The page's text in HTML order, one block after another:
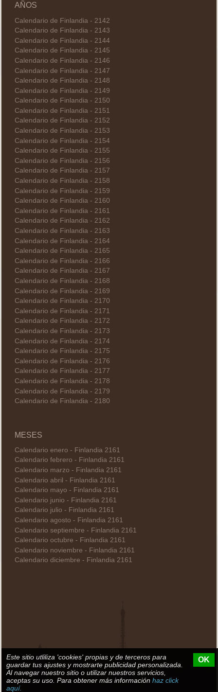
AÑOS
Calendario de Finlandia - 2142
Calendario de Finlandia - 2143
Calendario de Finlandia - 2144
Calendario de Finlandia - 2145
Calendario de Finlandia - 2146
Calendario de Finlandia - 2147
Calendario de Finlandia - 2148
Calendario de Finlandia - 2149
Calendario de Finlandia - 2150
Calendario de Finlandia - 2151
Calendario de Finlandia - 2152
Calendario de Finlandia - 2153
Calendario de Finlandia - 2154
Calendario de Finlandia - 2155
Calendario de Finlandia - 2156
Calendario de Finlandia - 2157
Calendario de Finlandia - 2158
Calendario de Finlandia - 2159
Calendario de Finlandia - 2160
Calendario de Finlandia - 2161
Calendario de Finlandia - 2162
Calendario de Finlandia - 2163
Calendario de Finlandia - 2164
Calendario de Finlandia - 2165
Calendario de Finlandia - 2166
Calendario de Finlandia - 2167
Calendario de Finlandia - 2168
Calendario de Finlandia - 2169
Calendario de Finlandia - 2170
Calendario de Finlandia - 2171
Calendario de Finlandia - 2172
Calendario de Finlandia - 2173
Calendario de Finlandia - 2174
Calendario de Finlandia - 2175
Calendario de Finlandia - 2176
Calendario de Finlandia - 2177
Calendario de Finlandia - 2178
Calendario de Finlandia - 2179
Calendario de Finlandia - 2180
MESES
Calendario enero - Finlandia 2161
Calendario febrero - Finlandia 2161
Calendario marzo - Finlandia 2161
Calendario abril - Finlandia 2161
Calendario mayo - Finlandia 2161
Calendario junio - Finlandia 2161
Calendario julio - Finlandia 2161
Calendario agosto - Finlandia 2161
Calendario septiembre - Finlandia 2161
Calendario octubre - Finlandia 2161
Calendario noviembre - Finlandia 2161
Calendario diciembre - Finlandia 2161
Este sitio utliliza 'cookies' propias y de terceros para
guardar tus ajustes y mostrarte publicidad personalizada.
Al navegar nuestro sitio o utilizar nuestros servicios,
aceptas su uso. Para obtener más información haz click
aquí.
OK